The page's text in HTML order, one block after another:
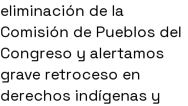
eliminación de la
Comisión de Pueblos del
Congreso y alertamos
grave retroceso en
derechos indígenas y